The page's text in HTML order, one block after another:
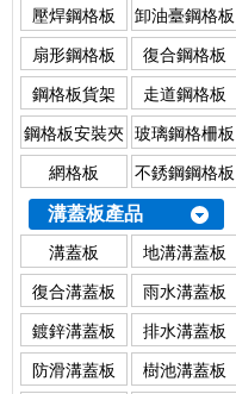
壓焊鋼格板
卸油臺鋼格板
扇形鋼格板
復合鋼格板
鋼格板貨架
走道鋼格板
鋼格板安裝夾 玻璃鋼格柵板
網格板
不銹鋼鋼格板
溝蓋板產品
溝蓋板
地溝溝蓋板
復合溝蓋板
雨水溝蓋板
鍍鋅溝蓋板
排水溝蓋板
防滑溝蓋板
樹池溝蓋板